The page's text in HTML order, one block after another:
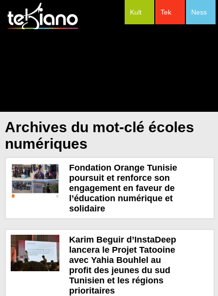
Ness
Tek
Kult
Archives du mot-clé écoles
numériques
Fondation Orange Tunisie
poursuit et renforce son
engagement en faveur de
l’éducation numérique et
solidaire
Karim Beguir d’InstaDeep
lancera le Projet Tatooine
avec Yahia Bouhlel au
profit des jeunes du sud
Tunisien et les régions
prioritaires